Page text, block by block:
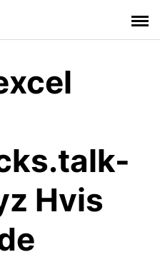
Hvis